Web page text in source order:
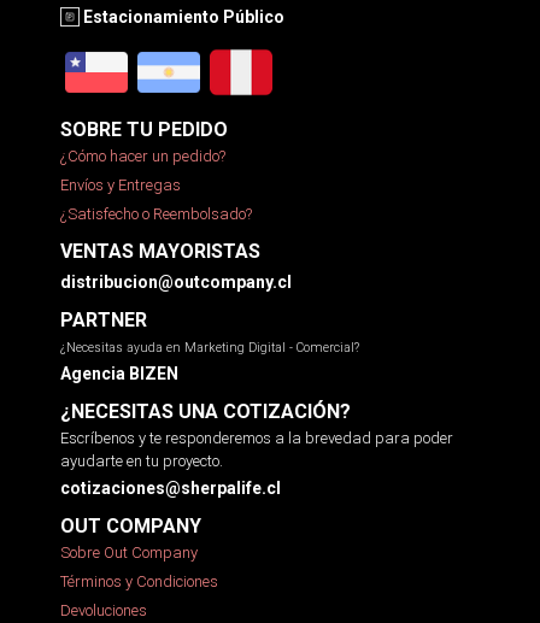
Estacionamiento Público
SOBRE TU PEDIDO
¿Cómo hacer un pedido?
Envíos y Entregas
¿Satisfecho o Reembolsado?
VENTAS MAYORISTAS
distribucion@outcompany.cl
PARTNER
¿Necesitas ayuda en Marketing Digital - Comercial?
Agencia BIZEN
¿NECESITAS UNA COTIZACIÓN?
Escríbenos y te responderemos a la brevedad para poder
ayudarte en tu proyecto.
cotizaciones@sherpalife.cl
OUT COMPANY
Sobre Out Company
Términos y Condiciones
Devoluciones